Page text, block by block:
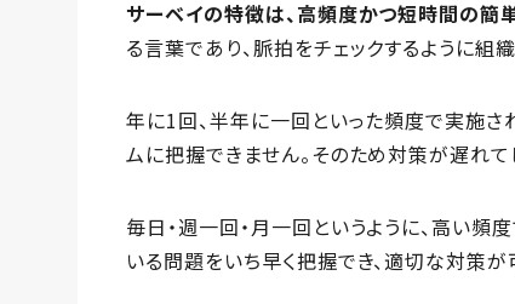
サーベイの特徴は、高頻度かつ短時間の簡
る言葉であり、脈拍をチェックするように組
年に1回、半年に一回といった頻度で実施さ
ムに把握できません。そのため対策が遅れて
毎日・週一回・月一回というように、高い
いる問題をいち早く把握でき、適切な対策が